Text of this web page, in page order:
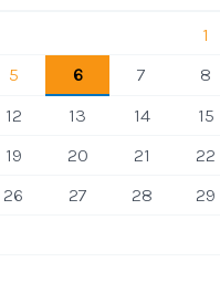
1
5 6 7 8
12 13 14 15
19 20 21 22
26 27 28 29